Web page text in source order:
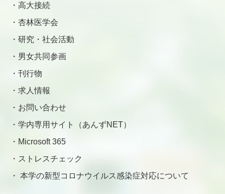
高大接続
杏林医学会
研究・社会活動
男女共同参画
刊行物
求人情報
お問い合わせ
学内専用サイト（あんずNET）
Microsoft 365
ストレスチェック
本学の新型コロナウイルス感染症対応について